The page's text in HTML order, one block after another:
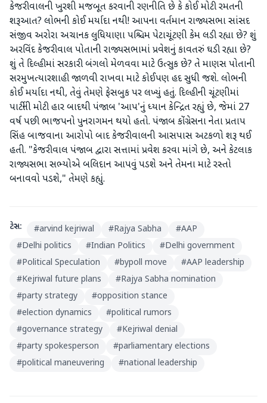
કેજરીવાલની ખુરશી મજબૂત કરવાની રણનીતિ છે કે કોઈ મોટી રમતની
શરૂઆત? લોભની કોઈ મર્યાદા નથી! આપના વર્તમાન રાજ્યસભા સાંસદ
સંજીવ અરોરા અચાનક લુધિયાણા પશ્ચિમ પેટાચૂંટણી કેમ લડી રહ્યા છે? શું
અરવિંદ કેજરીવાલ પોતાની રાજ્યસભામાં પ્રવેશનું કાવતરું ઘડી રહ્યા છે?
શું તે દિલ્હીમાં સરકારી બંગલો મેળવવા માટે ઉત્સુક છે? તે માણસ પોતાની
સરમુખત્યારશાહી જાળવી રાખવા માટે કોઈપણ હદ સુધી જશે. લોભની
કોઈ મર્યાદા નથી, તેવું તેમણે ફેસબુક પર લખ્યું હતું. દિલ્હીની ચૂંટણીમાં
પાર્ટીની મોટી હાર બાદથી પંજાબ 'આપ'નું ધ્યાન કેન્દ્રિત રહ્યું છે, જેમાં 27
વર્ષ પછી ભાજપનો પુનરાગમન થયો હતો. પંજાબ કોંગ્રેસના નેતા પ્રતાપ
સિંહ બાજવાના આરોપો બાદ કેજરીવાલની આસપાસ અટકળો શરૂ થઈ
હતી. "કેજરીવાલ પંજાબ દ્વારા સત્તામાં પ્રવેશ કરવા માંગે છે, અને કેટલાક
રાજ્યસભા સભ્યોએ બલિદાન આપવું પડશે અને તેમના માટે રસ્તો
બનાવવો પડશે," તેમણે કહ્યું.
ટેગ્સ: #arvind kejriwal #Rajya Sabha #AAP
#Delhi politics #Indian Politics #Delhi government
#Political Speculation #bypoll move #AAP leadership
#Kejriwal future plans #Rajya Sabha nomination
#party strategy #opposition stance
#election dynamics #political rumors
#governance strategy #Kejriwal denial
#party spokesperson #parliamentary elections
#political maneuvering #national leadership